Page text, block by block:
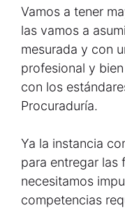
Vamos a tener
las vamos a
mesurada y con
profesional y
con los
Procuraduría.
Ya la instancia
para entregar las
necesitamos
competencias